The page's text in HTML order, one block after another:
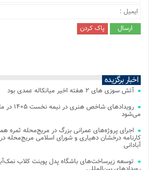
اخبار برگزیده
آتش‌ سوزی‌ های ۲ هفته اخیر میانکاله عمدی بود
رویدادهای
می‌شود
اجرای پروژه‌های عمرانی بزرگ در مریج‌محله ثمره
کارنامه درخشان دهیاری و شورای اسلامی مریج‌محله
آبادانی
توسعه زیرساخت‌های باشگاه پدل پوینت کلاب